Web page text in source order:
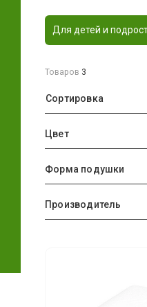
Для детей и
Товаров 3
Сортировка
Цвет
Форма подушки
Производитель